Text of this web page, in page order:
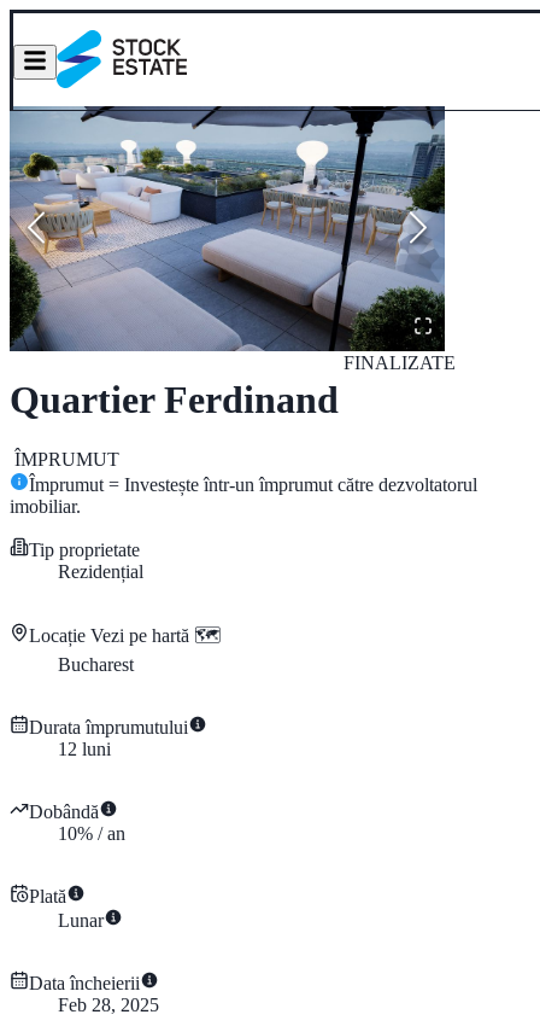
Quartier Ferdinand
FINALIZATE
ÎMPRUMUT
Împrumut = Investește într-un împrumut către dezvoltatorul
imobiliar.
Tip proprietate
Rezidențial
Locație Vezi pe hartă 🗺️
Bucharest
Durata împrumutului
12 luni
Dobândă
10% /an
Plată
Lunar
Data încheierii
Feb 28, 2025